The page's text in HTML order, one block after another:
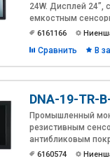
24W. Дисплей 24”,
емкостным
контрастностью
питания 12~30В
Температура
Разработка и
6161166
Сравнить В
DNA-19-TR-
Промышленный
резистивным
антибликовым
6160574